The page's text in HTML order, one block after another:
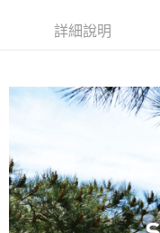
詳細說明